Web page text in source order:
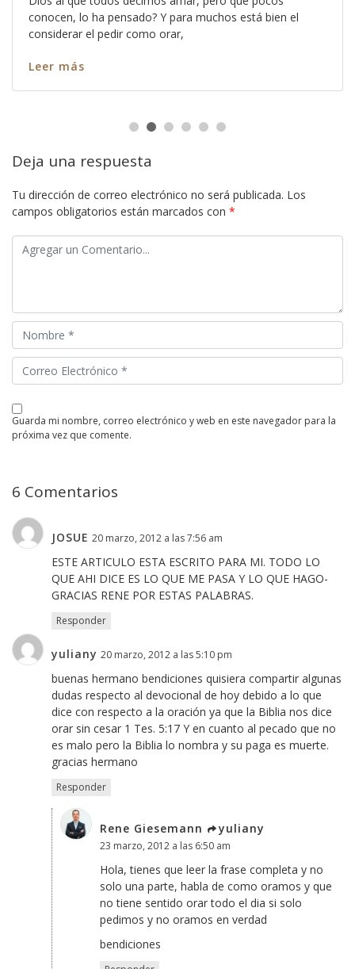
conocen, lo ha pensado? Y para muchos está bien el
considerar el pedir como orar,
Leer más
Deja una respuesta
Tu dirección de correo electrónico no será publicada. Los
campos obligatorios están marcados con *
guarda mi nombre, correo electrónico y web en este navegador para la
próxima vez que comente.
6 Comentarios
JOSUE 20 marzo, 2012 a las 7:56 am
ESTE ARTICULO ESTA ESCRITO PARA MI. TODO LO
QUE AHI DICE ES LO QUE ME PASA Y LO QUE HAGO-
GRACIAS RENE POR ESTAS PALABRAS.
Responder
yuliany 20 marzo, 2012 a las 5:10 pm
buenas hermano bendiciones quisiera compartir algunas
dudas respecto al devocional de hoy debido a lo que
dice con respecto a la oración ya que la Biblia nos dice
orar sin cesar 1 Tes. 5:17 Y en cuanto al pecado que no
es malo pero la Biblia lo nombra y su paga es muerte.
gracias hermano
Responder
Rene Giesemann yuliany
23 marzo, 2012 a las 6:50 am
Hola, tienes que leer la frase completa y no
solo una parte, habla de como oramos y que
no tiene sentido orar todo el dia si solo
pedimos y no oramos en verdad
bendiciones